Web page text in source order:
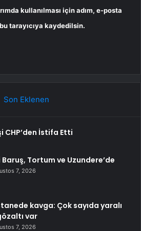
kullanılması için adım, e-posta
tarayıcıya kaydedilsin.
Son Eklenen
CHP’den İstifa Etti
Tortum ve Uzundere’de
7, 2026
kavga: Çok sayıda yaralı
var
7, 2026